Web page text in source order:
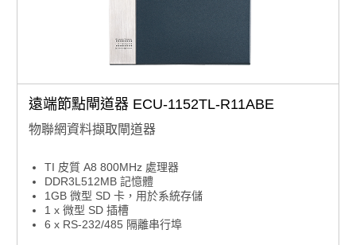
遠端節點閘道器 ECU-1152TL-R11ABE
物聯網資料擷取閘道器
TI 皮質 A8 800MHz 處理器
DDR3L512MB 記憶體
1GB 微型 SD 卡，用於系統存儲
1 x 微型 SD 插槽
6 x RS-232/485 隔離串行埠